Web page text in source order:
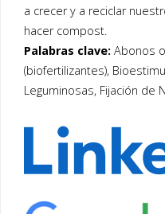
a crecer y a reciclar
hacer compost.
Palabras clave:Abonos
(biofertilizantes),
Leguminosas, Fijación de